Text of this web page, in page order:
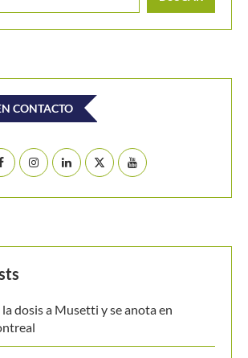
CONTACTO
dosis a Musetti y se anota en